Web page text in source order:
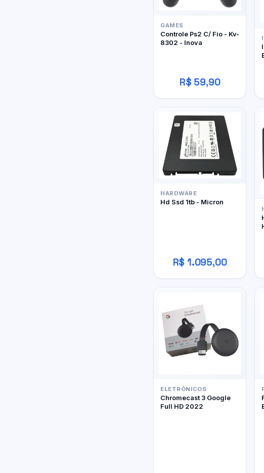
GAMES
Controle Ps2 C/ Fio - Kv-
8302 - Inova
R$ 59,90
HARDWARE
Hd Ssd 1tb - Micron
R$ 1.095,00
ELETRÔNICOS
Chromecast 3 Google
Full HD 2022